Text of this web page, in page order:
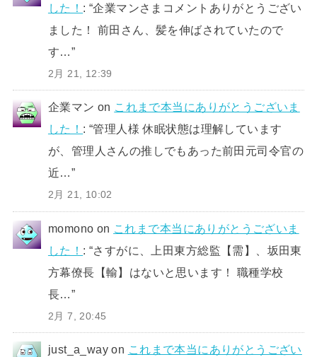
した！ : “企業マンさまコメントありがとうござい
ました！ 前田さん、髪を伸ばされていたので
す…”
2月 21, 12:39
企業マン on これまで本当にありがとうございま
した！ : “管理人様 休眠状態は理解しています
が、管理人さんの推しでもあった前田元司令官の
近…”
2月 21, 10:02
momono on これまで本当にありがとうございま
した！ : “さすがに、上田東方総監【需】、坂田東
方幕僚長【輸】はないと思います！ 職種学校
長…”
2月 7, 20:45
just_a_way on これまで本当にありがとうござい